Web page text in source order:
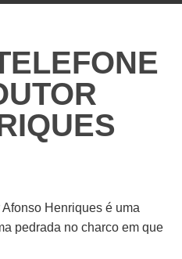
Henriques é uma
pedrada no charco em que